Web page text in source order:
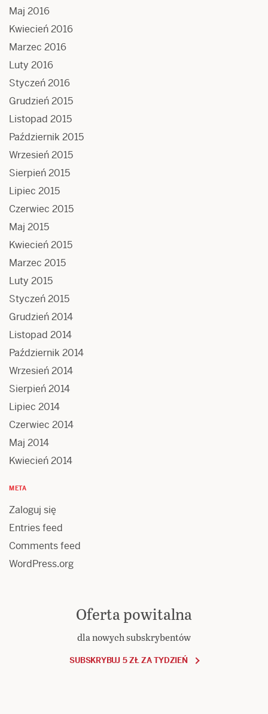
Maj 2016
Kwiecień 2016
Marzec 2016
Luty 2016
Styczeń 2016
Grudzień 2015
Listopad 2015
Październik 2015
Wrzesień 2015
Sierpień 2015
Lipiec 2015
Czerwiec 2015
Maj 2015
Kwiecień 2015
Marzec 2015
Luty 2015
Styczeń 2015
Grudzień 2014
Listopad 2014
Październik 2014
Wrzesień 2014
Sierpień 2014
Lipiec 2014
Czerwiec 2014
Maj 2014
Kwiecień 2014
META
Zaloguj się
Entries feed
Comments feed
WordPress.org
Oferta powitalna
dla nowych subskrybentów
SUBSKRYBUJ 5 ZŁ ZA TYDZIEŃ